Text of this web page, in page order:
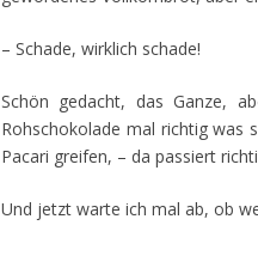
– Schade, wirklich schade!
Schön gedacht, das Ganze,
Rohschokolade mal richtig was
Pacari greifen, – da passiert
Und jetzt warte ich mal ab, ob